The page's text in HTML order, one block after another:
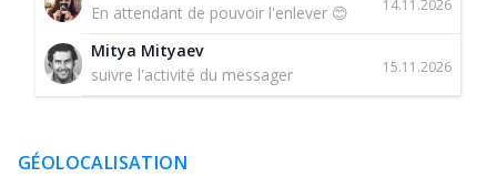
14.11.2026
En attendant de pouvoir l'enlever 😊
Mitya Mityaev
15.11.2026
suivre l'activité du messager
GÉOLOCALISATION